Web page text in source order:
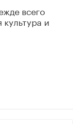
всего
и